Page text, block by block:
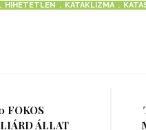
HIHETETLEN KATAKLIZMA
FOKOS
ÁLLAT